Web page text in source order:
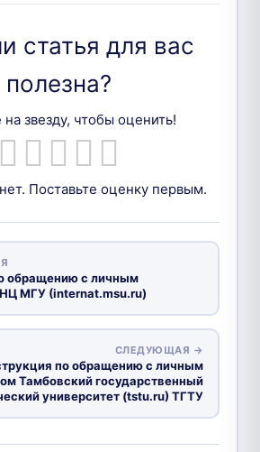
статья для вас
полезна?
звезду, чтобы оценить!
Поставьте оценку первым.
обращению с личным
МГУ (internat.msu.ru)
СЛЕДУЮЩАЯ →
по обращению с личным
Тамбовский государственный
университет (tstu.ru) ТГТУ